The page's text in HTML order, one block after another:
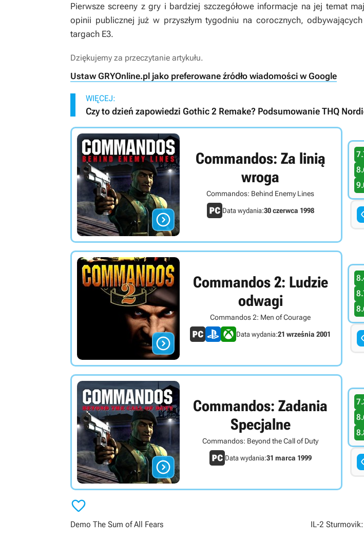
Pierwsze screeny z gry i bardziej szczegółowe informacje na jej temat
opinii publicznej już w przyszłym tygodniu na corocznych,
targach E3.
Dziękujemy za przeczytanie artykułu.
Ustaw GRYOnline.pl jako preferowane źródło wiadomości w Google
WIĘCEJ:
Czy to dzień zapowiedzi Gothic 2 Remake? Podsumowanie THQ

Commandos: Za linią
wroga
Commandos: Behind Enemy Lines
Data wydania:30 czerwca 1998

Commandos 2: Ludzie
odwagi
Commandos 2: Men of Courage
Data wydania:21 września 2001

Commandos: Zadania
Specjalne
Commandos: Beyond the Call of Duty
Data wydania:31 marca 1999

Demo The Sum of All Fears IL-2